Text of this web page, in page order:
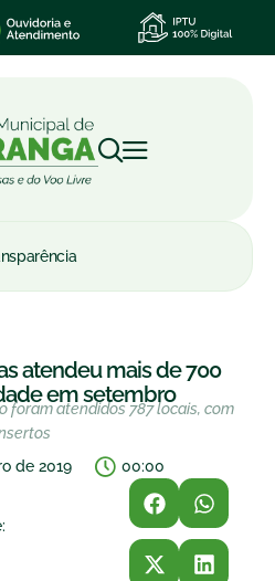
atendeu mais de 700
em setembro
foram atendidos 787 locais, com
de 2019
00:00